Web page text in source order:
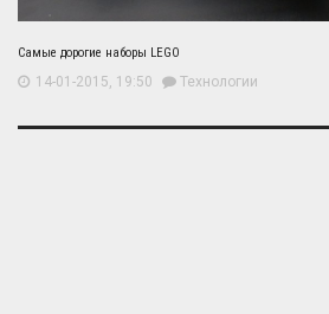
Самые дорогие наборы LEGO
14-01-2015, 19:50 Технологии